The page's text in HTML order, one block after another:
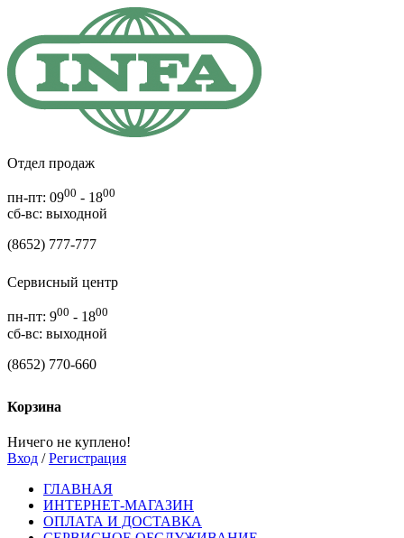
Отдел продаж
пн-пт: 0900 - 1800
cб-вс: выходной
(8652) 777-777
Сервисный центр
пн-пт: 900 - 1800
сб-вс: выходной
(8652) 770-660
Корзина
Ничего не куплено!
Вход /Регистрация
ГЛАВНАЯ
ИНТЕРНЕТ-МАГАЗИН
ОПЛАТА И ДОСТАВКА